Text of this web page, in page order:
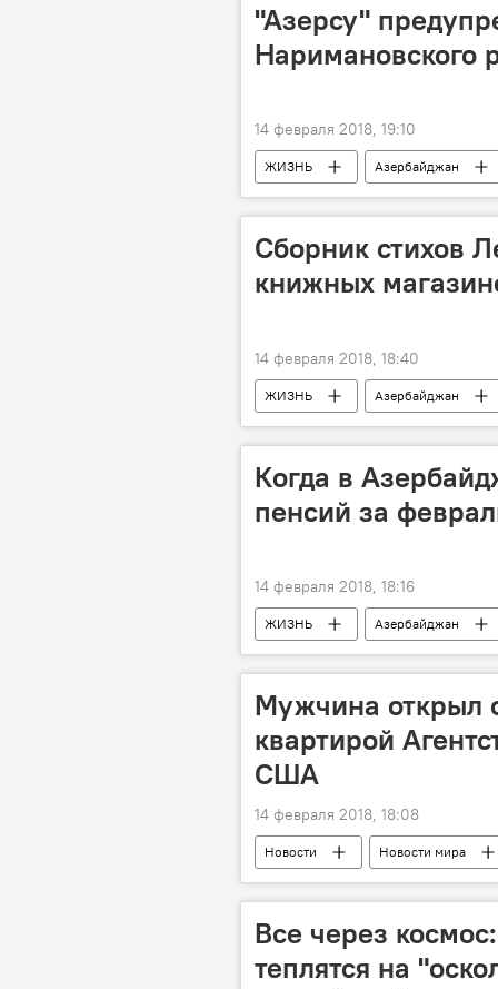
"Азерсу"
Наримановского
14 февраля 2018, 19:10
ЖИЗНЬ Азербайджан
ОАО Azərsu
вода
Сборник стихов
книжных
14 февраля 2018, 18:40
ЖИЗНЬ Азербайджан
Лейла Алиева
книга
Когда в
пенсий за
14 февраля 2018, 18:16
ЖИЗНЬ Азербайджан
Мужчина открыл
квартирой
США
14 февраля 2018, 18:08
Новости Новости мира
Все через
теплятся на